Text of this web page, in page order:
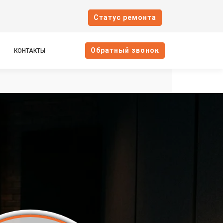
Cтатус ремонта
КОНТАКТЫ Oбратный звонок